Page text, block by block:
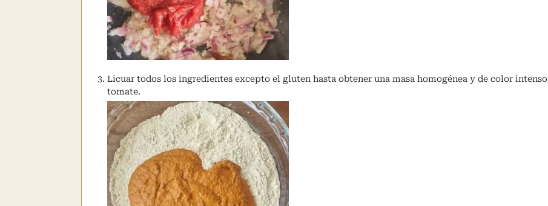
Licuar todos los ingredientes excepto el gluten hasta obtener una masa homogénea y de color intenso
tomate.